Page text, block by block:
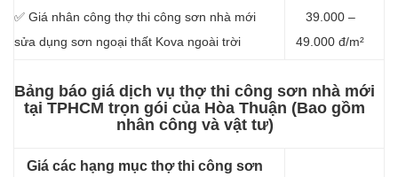
✅ Giá nhân công thợ thi công sơn nhà mới
sửa dụng sơn ngoại thất Kova ngoài trời
39.000 –
49.000 đ/m²
Bảng báo giá dịch vụ thợ thi công sơn nhà mới
tại TPHCM trọn gói của Hòa Thuận (Bao gồm
nhân công và vật tư)
Giá các hạng mục thợ thi công sơn